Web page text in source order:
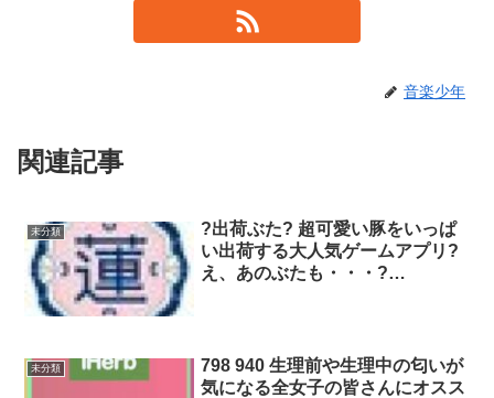
音楽少年
関連記事
未分類
?出荷ぶた? 超可愛い豚をいっぱ
い出荷する大人気ゲームアプリ?
え、あのぶたも・・・?
未分類
798 940 生理前や生理中の匂いが
気になる全女子の皆さんにオスス